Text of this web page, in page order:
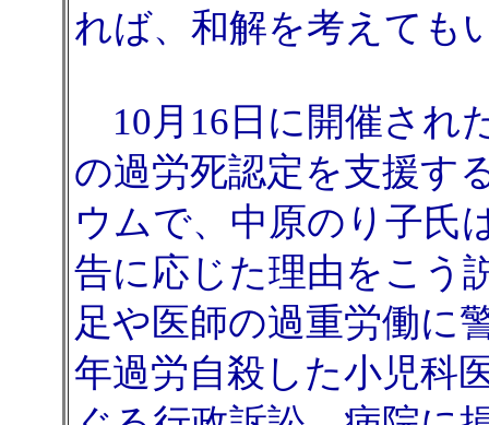
れば、和解を考えても
10月16日に開催され
の過労死認定を支援す
ウムで、中原のり子氏
告に応じた理由をこう
足や医師の過重労働に
年過労自殺した小児科